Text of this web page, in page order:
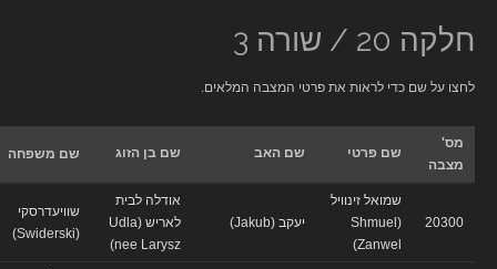
20 / שורה 3
על שם כדי לראות את פרטי המצבה המלאים.
מצבה
שם פרטי שם האב שם בן הזוג שם משפחה
20300
שמואל זינוויל
(Shmuel
Zanwel)
יעקב (Jakub)
אודלה לבית
לאריש (Udla
nee Larysz)
שוויעדרסקי